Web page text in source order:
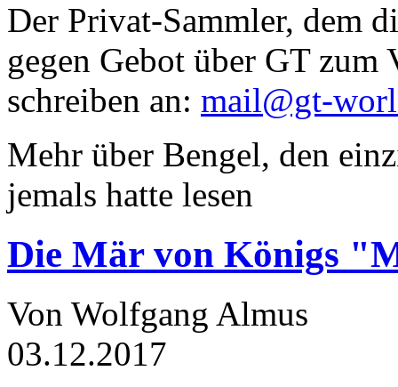
Der Privat-Sammler, dem
gegen Gebot über GT zum
schreiben an: mail@gt-
Mehr über Bengel, den
jemals hatte lesen
Die Mär von Königs
Von Wolfgang Almus
03.12.2017